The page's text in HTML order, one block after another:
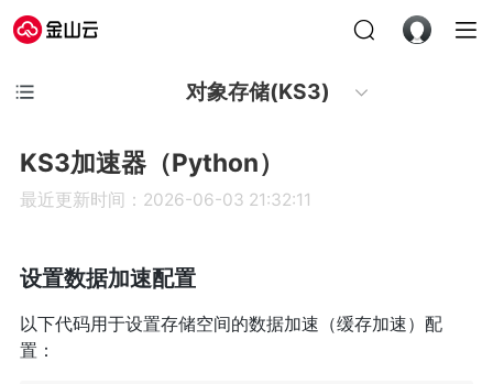
对象存储(KS3)
KS3加速器（Python）
最近更新时间：2026-06-03 21:32:11
设置数据加速配置
以下代码用于设置存储空间的数据加速（缓存加速）配
置：